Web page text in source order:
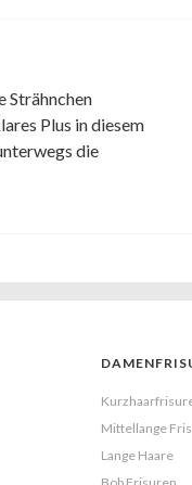
Strähnchen
Plus in diesem
die
Mittellange
Lange Haare